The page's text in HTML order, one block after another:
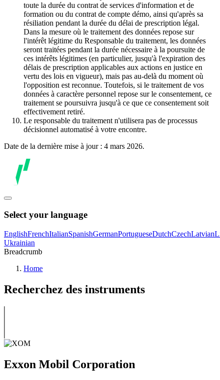
toute la durée du contrat de services d'information et de
formation ou du contrat de compte démo, ainsi qu'après sa
résiliation pendant la durée du délai de prescription légal.
Dans la mesure où le traitement des données repose sur
l'intérêt légitime du Responsable du traitement, les données
seront traitées pendant la durée nécessaire à la poursuite de
ces intérêts légitimes (en particulier, jusqu'à l'expiration des
délais de prescription applicables aux actions en justice en
vertu des lois en vigueur), mais pas au-delà du moment où
l'opposition est reconnue. Toutefois, si le traitement de vos
données à caractère personnel repose sur le consentement, ce
traitement se poursuivra jusqu'à ce que ce consentement soit
effectivement retiré.
Le responsable du traitement n'utilisera pas de processus
décisionnel automatisé à votre encontre.
Date de la dernière mise à jour : 4 mars 2026.
Select your language
EnglishFrenchItalianSpanishGermanPortugueseDutchCzechLatvian
Ukrainian
Breadcrumb
Home
Recherchez des instruments
Exxon Mobil Corporation